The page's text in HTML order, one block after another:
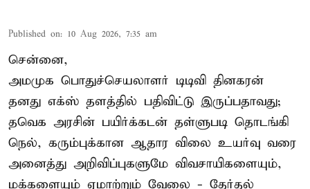
Published on: 10 Aug 2026, 7:35 am
சென்னை,
அமமுக பொதுச்செயலாளர் டிடிவி தினகரன்
தனது எக்ஸ் தளத்தில் பதிவிட்டு இருப்பதாவது;
தவெக அரசின் பயிர்க்கடன் தள்ளுபடி தொடங்கி
நெல், கரும்புக்கான ஆதார விலை உயர்வு வரை
அனைத்து அறிவிப்புகளுமே விவசாயிகளையும்,
மக்களையும் ஏமாற்றும் வேலை - தேர்தல்